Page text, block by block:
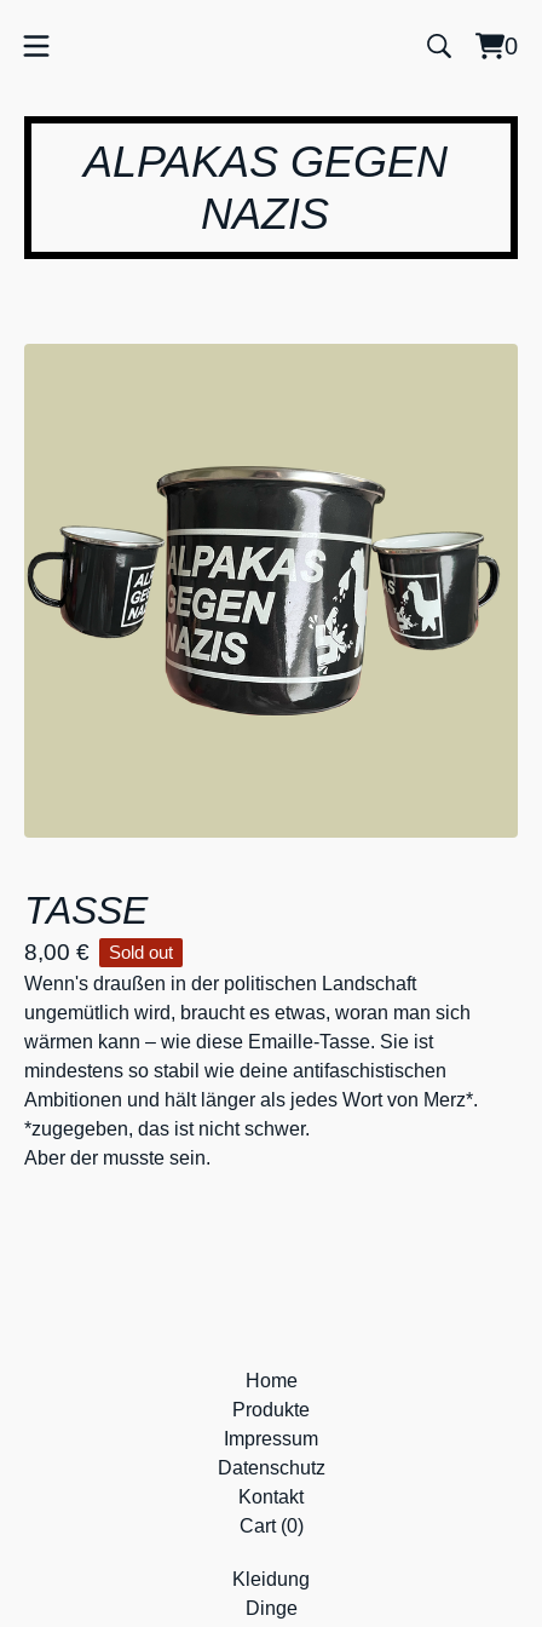
0
0
ALPAKAS GEGEN
NAZIS
TASSE
8,00 € Sold out
Wenn's draußen in der politischen Landschaft
ungemütlich wird, braucht es etwas, woran man sich
wärmen kann – wie diese Emaille-Tasse. Sie ist
mindestens so stabil wie deine antifaschistischen
Ambitionen und hält länger als jedes Wort von Merz*.
*zugegeben, das ist nicht schwer.
Aber der musste sein.
Home
Produkte
Impressum
Datenschutz
Kontakt
Cart (0)
Kleidung
Dinge